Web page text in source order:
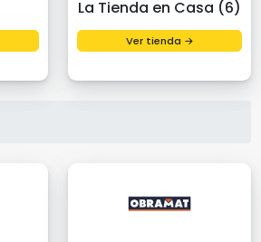
La Tienda en Casa (6)
Ver tienda →